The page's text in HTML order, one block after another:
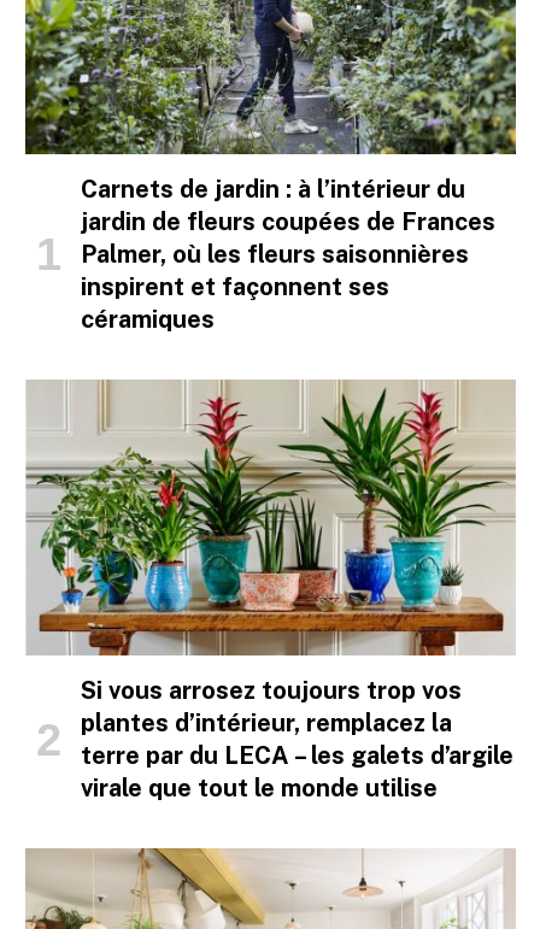
Carnets de jardin : à l’intérieur du
jardin de fleurs coupées de Frances
Palmer, où les fleurs saisonnières
inspirent et façonnent ses
céramiques
Si vous arrosez toujours trop vos
plantes d’intérieur, remplacez la
terre par du LECA – les galets d’argile
virale que tout le monde utilise